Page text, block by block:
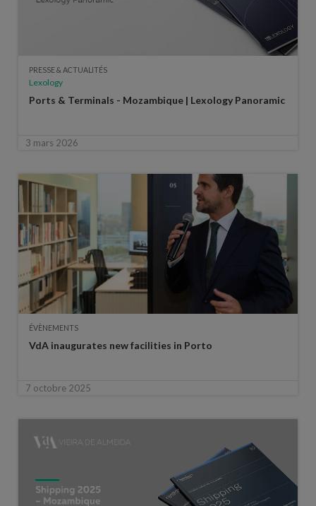
PRESSE & ACTUALITÉS
Lexology
Ports & Terminals - Mozambique | Lexology Panoramic
3 mars 2026
ÉVÈNEMENTS
VdA inaugurates new facilities in Porto
7 octobre 2025